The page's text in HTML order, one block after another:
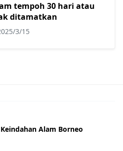
tempoh 30 hari atau
ditamatkan
3/15
Alam Borneo